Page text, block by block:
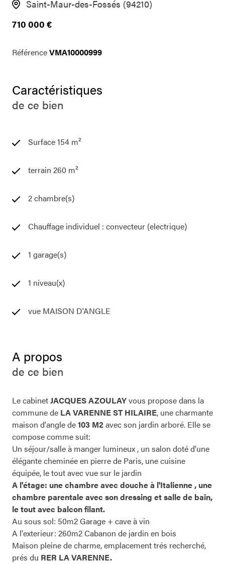
Saint-Maur-des-Fossés (94210)
710 000 €
RéférenceVMA10000999
Caractéristiques
de ce bien
Surface 154 m²
terrain 260 m²
2 chambre(s)
Chauffage individuel : convecteur (electrique)
1 garage(s)
1 niveau(x)
vue MAISON D'ANGLE
A propos
de ce bien
Le cabinetJACQUES AZOULAYvous propose dans la
commune de LA VARENNE ST HILAIRE, une charmante
maison d'angle de103 M2avec son jardin arboré. Elle se
compose comme suit:
Un séjour/salle à manger lumineux , un salon doté d'une
élégante cheminée en pierre de Paris, une cuisine
équipée, le tout avec vue sur le jardin
A l'étage: une chambre avec douche à l'Italienne , une
chambre parentale avec son dressing et salle de bain,
le tout avec balcon filant.
Au sous sol: 50m2 Garage + cave à vin
A l'exterieur: 260m2 Cabanon de jardin en bois
Maison pleine de charme, emplacement trés recherché,
prés du RER LA VARENNE.